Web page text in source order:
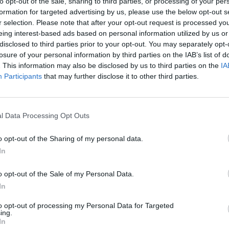
for targeted advertising by us, please use the below opt-out
selection. Please note that after your opt-out request is processed
interest-based ads based on personal information utilized by us
to third parties prior to your opt-out. You may separately
of your personal information by third parties on the IAB’s list of
This information may also be disclosed by us to third parties on the
Participants that may further disclose it to other third parties.
Data Processing Opt Outs
opt-out of the Sharing of my personal data.
opt-out of the Sale of my Personal Data.
opt-out of processing my Personal Data for Targeted
de recomprar todo el importe restante del
todavía para determinar del segundo.
de emitir, dentro del programa denominadoEuro
denominadas en euros con un tipo de
de mercado.
el grupo presentaba una deuda neta de
2.406 millones de euros entre caja y líneas de
deuda dispuesta del grupo está compuesta por
que el resto está formalizado con
tiene garantía hipotecaria. El 83% de la deuda
de 2023 y un 64% a partir de 2025, del cual
y 1.736.000 a su filial francesa Société
Value
anterior.